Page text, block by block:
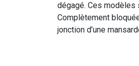
dégagé. Ces modèles
Complètement
jonction d’une